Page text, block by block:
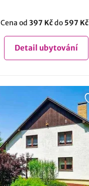
Cena od 397 Kčdo 597 Kč
Detail ubytování